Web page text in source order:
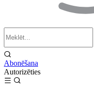
Abonēšana
Autorizēties